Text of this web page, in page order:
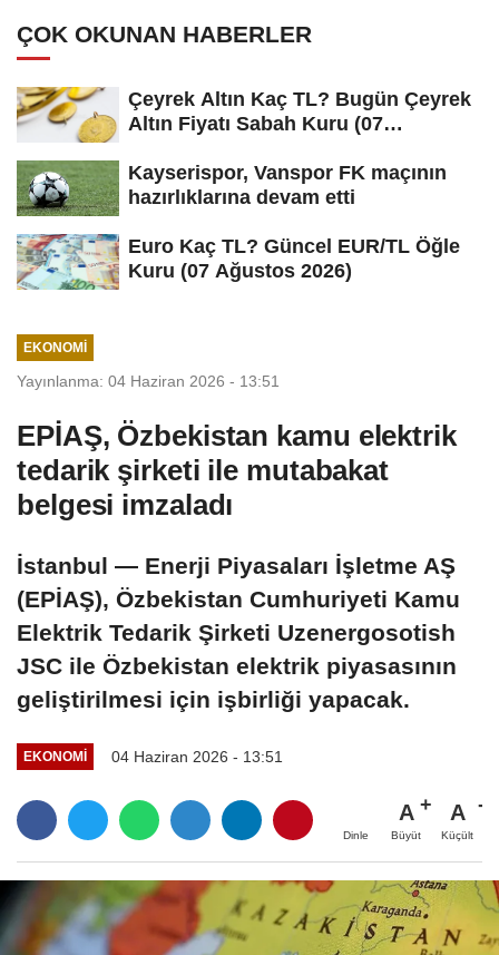
ÇOK OKUNAN HABERLER
Çeyrek Altın Kaç TL? Bugün Çeyrek
Altın Fiyatı Sabah Kuru (07
Kayserispor, Vanspor FK maçının
hazırlıklarına devam etti
Euro Kaç TL? Güncel EUR/TL Öğle
Kuru (07 Ağustos 2026)
EKONOMI
Yayınlanma: 04 Haziran 2026 - 13:51
EPİAŞ, Özbekistan kamu elektrik
tedarik şirketi ile mutabakat
belgesi imzaladı
İstanbul — Enerji Piyasaları İşletme AŞ
(EPİAŞ), Özbekistan Cumhuriyeti Kamu
Elektrik Tedarik Şirketi Uzenergosotish
JSC ile Özbekistan elektrik piyasasının
geliştirilmesi için işbirliği yapacak.
EKONOMI 04 Haziran 2026 - 13:51
Dinle
A
Büyüt
A
Küçült